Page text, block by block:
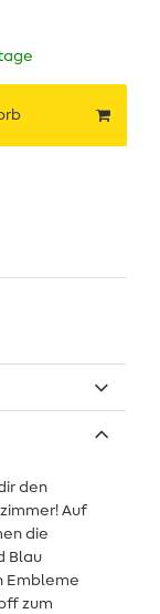
den
Auf
die
Blau
Embleme
zum